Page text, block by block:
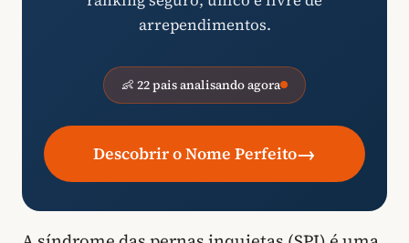
arrependimentos.
👶 22 pais analisando agora
Descobrir o Nome Perfeito→